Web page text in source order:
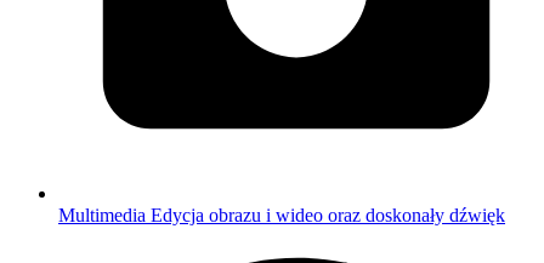
Multimedia Edycja obrazu i wideo oraz doskonały dźwięk